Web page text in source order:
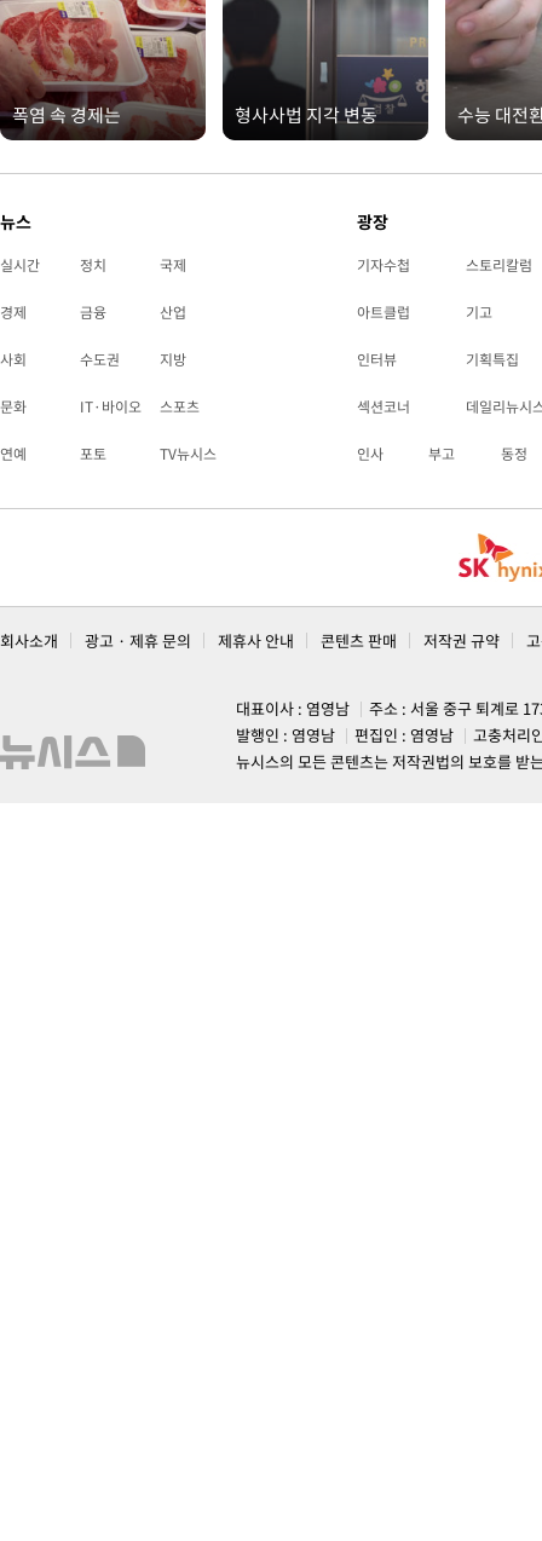
폭염 속 경제는 형사사법 지각 변동 수능 대전
뉴스
실시간 정치 국제
경제 금융 산업
사회 수도권 지방
문화 IT·바이오 스포츠
연예 포토 TV뉴시스
광장
기자수첩 스토리칼럼
아트클럽 기고
인터뷰 기획특집
섹션코너 데일리뉴시
인사 부고 동정
회사소개 광고 · 제휴 문의 제휴사 안내 콘텐츠 판매 저작권 규약
대표이사 : 염영남
주소 : 서울 중구 퇴계로
발행인 : 염영남
편집인 : 염영남
고충처리
뉴시스의 모든 콘텐츠는 저작권법의 보호를